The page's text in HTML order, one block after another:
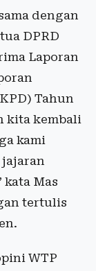
dengan
DPRD
Laporan
Tahun
kita kembali
kami
jajaran
Mas
tertulis
WTP